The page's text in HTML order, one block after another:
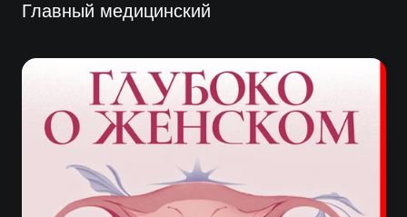
Главный медицинский